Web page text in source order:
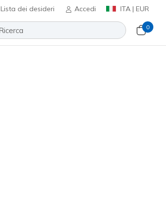
Lista dei desideri Accedi ITA | EUR
0